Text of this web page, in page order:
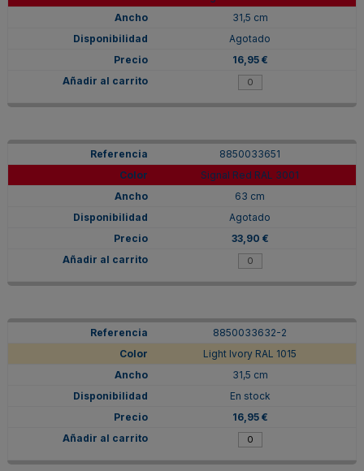
31,5 cm
Agotado
16,95 €
8850033651
Signal Red RAL 3001
63 cm
Agotado
33,90 €
8850033632-2
Light Ivory RAL 1015
31,5 cm
En stock
16,95 €